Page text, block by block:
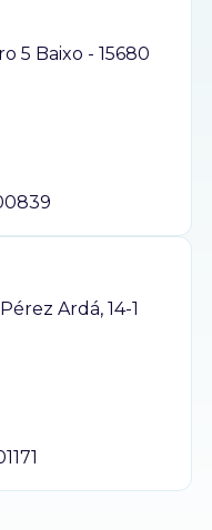
5 Baixo - 15680
Ardá, 14-1